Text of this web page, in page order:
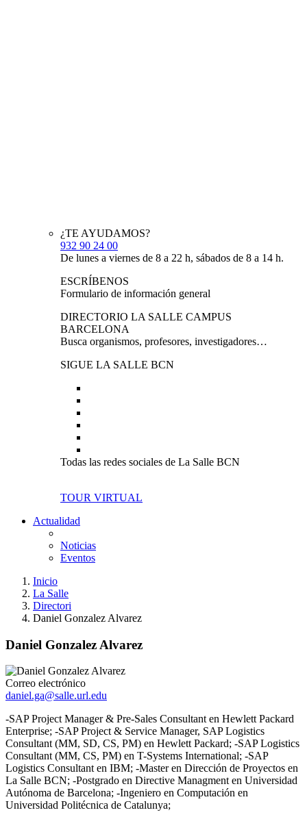
¿TE AYUDAMOS?
932 90 24 00
De lunes a viernes de 8 a 22 h, sábados de 8 a 14 h.
ESCRÍBENOS
Formulario de información general
DIRECTORIO LA SALLE CAMPUS
BARCELONA
Busca organismos, profesores, investigadores…
SIGUE LA SALLE BCN
Todas las redes sociales de La Salle BCN
TOUR VIRTUAL
Actualidad
Noticias
Eventos
Inicio
La Salle
Directori
Daniel Gonzalez Alvarez
Daniel Gonzalez Alvarez
Correo electrónico
daniel.ga@salle.url.edu
-SAP Project Manager & Pre-Sales Consultant en Hewlett Packard
Enterprise; -SAP Project & Service Manager, SAP Logistics
Consultant (MM, SD, CS, PM) en Hewlett Packard; -SAP Logistics
Consultant (MM, CS, PM) en T-Systems International; -SAP
Logistics Consultant en IBM; -Master en Dirección de Proyectos en
La Salle BCN; -Postgrado en Directive Managment en Universidad
Autónoma de Barcelona; -Ingeniero en Computación en
Universidad Politécnica de Catalunya;